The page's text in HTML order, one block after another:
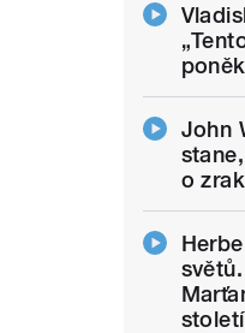
John
o
století